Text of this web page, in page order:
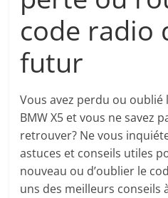
code radio
futur
Vous avez perdu ou oublié
BMW X5 et vous ne savez
retrouver? Ne vous
astuces et conseils utiles
nouveau ou d’oublier le
uns des meilleurs conseils